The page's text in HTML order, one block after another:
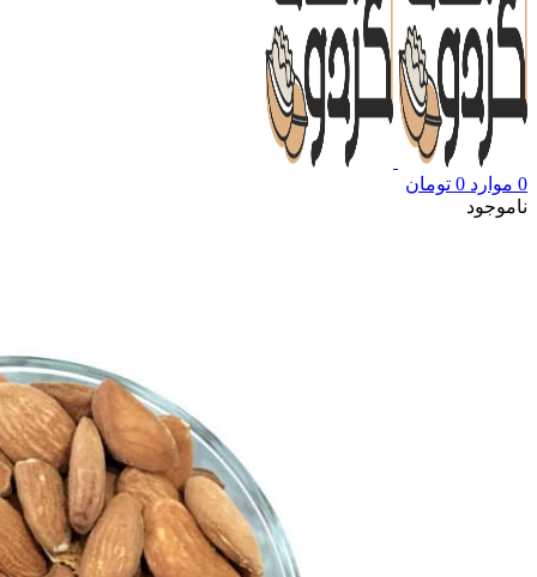
0 موارد 0 تومان
ناموجود